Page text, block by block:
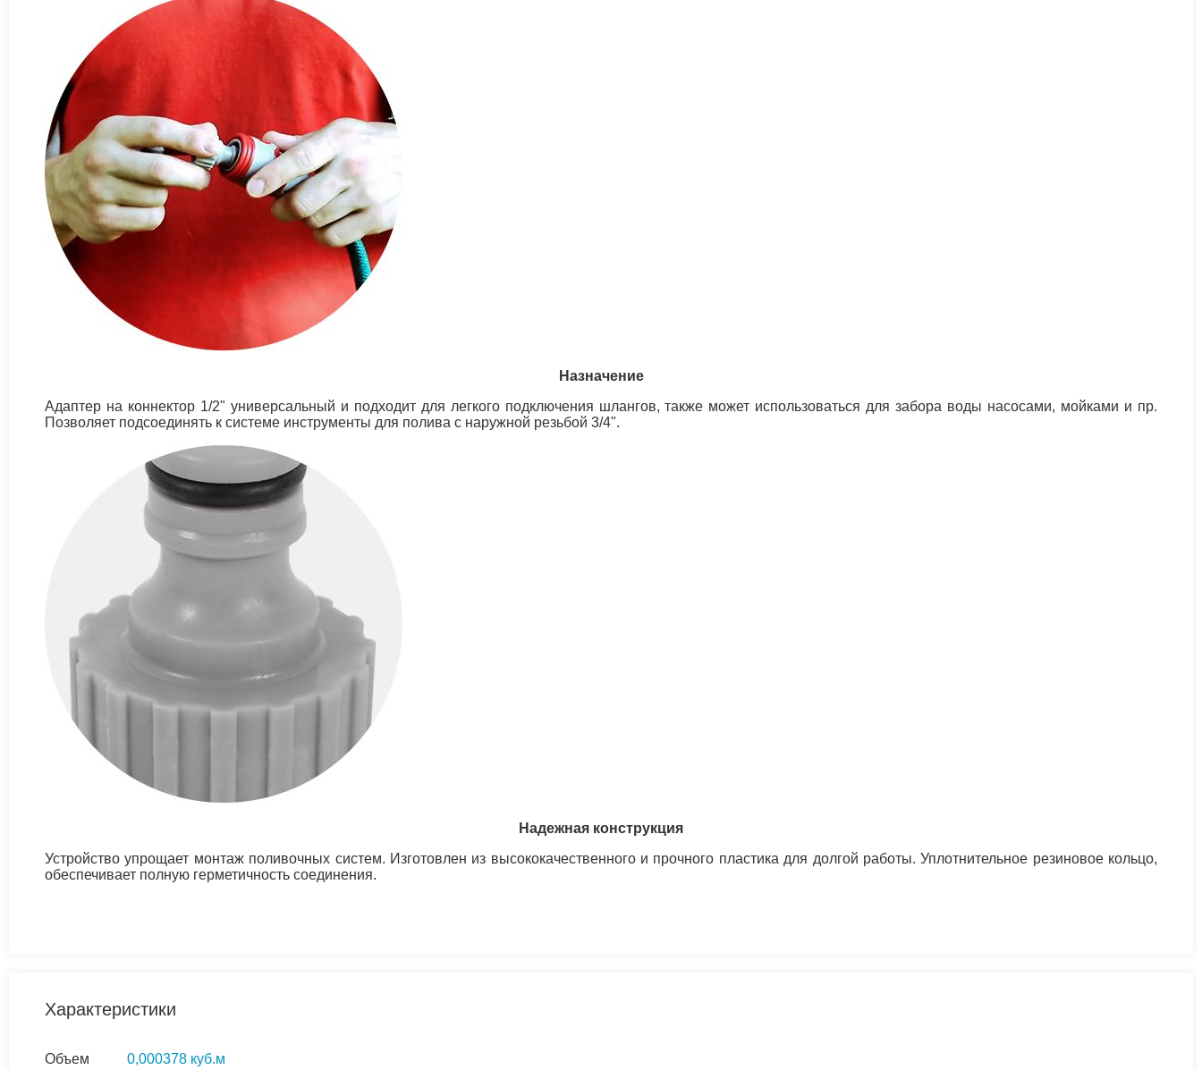
Назначение
Адаптер на коннектор 1/2" универсальный и подходит для легкого подключения шлангов, также может использоваться для забора воды насосами, мойками и пр.
Позволяет подсоединять к системе инструменты для полива с наружной резьбой 3/4".
Надежная конструкция
Устройство упрощает монтаж поливочных систем. Изготовлен из высококачественного и прочного пластика для долгой работы. Уплотнительное резиновое кольцо,
обеспечивает полную герметичность соединения.
Характеристики
Объем 0,000378 куб.м